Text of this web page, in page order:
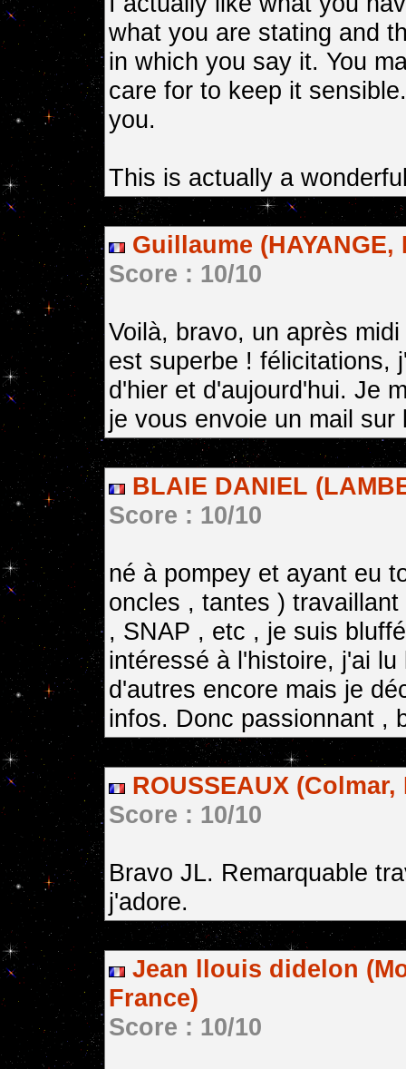
what you are stating and
in which you say it. You
care for to keep it
you.
This is actually a
Guillaume (HAYANGE,
Score : 10/10
Voilà, bravo, un après
est superbe ! félicitations,
d'hier et d'aujourd'hui. Je
je vous envoie un mail sur
BLAIE DANIEL
Score : 10/10
né à pompey et ayant eu
oncles , tantes )
, SNAP , etc , je suis
intéressé à l'histoire, j'ai
d'autres encore mais je
infos. Donc passionnant ,
ROUSSEAUX (Colmar,
Score : 10/10
Bravo JL. Remarquable
j'adore.
Jean llouis didelon
France)
Score : 10/10